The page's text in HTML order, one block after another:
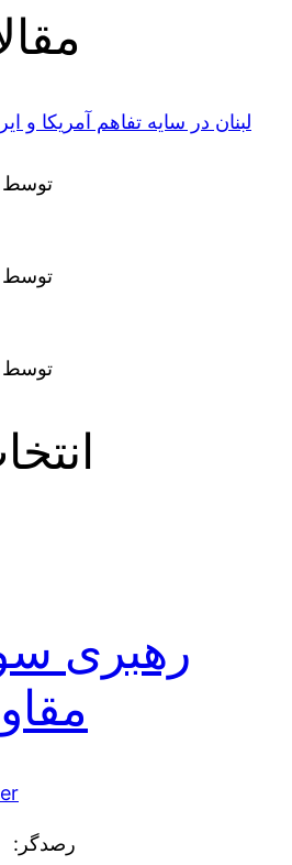
لبنان در سایه تفاهم آمریکا
توسط
توسط
توسط
رهبری
رصدگر: